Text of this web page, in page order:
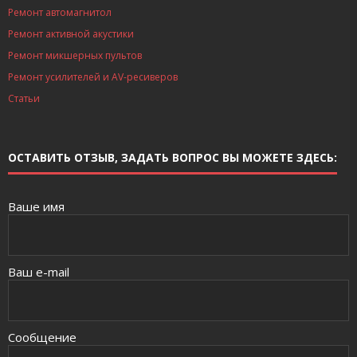
Ремонт автомагнитол
Ремонт активной акустики
Ремонт микшерных пультов
Ремонт усилителей и AV-ресиверов
Статьи
ОСТАВИТЬ ОТЗЫВ, ЗАДАТЬ ВОПРОС ВЫ МОЖЕТЕ ЗДЕСЬ:
Ваше имя
Ваш e-mail
Сообщение